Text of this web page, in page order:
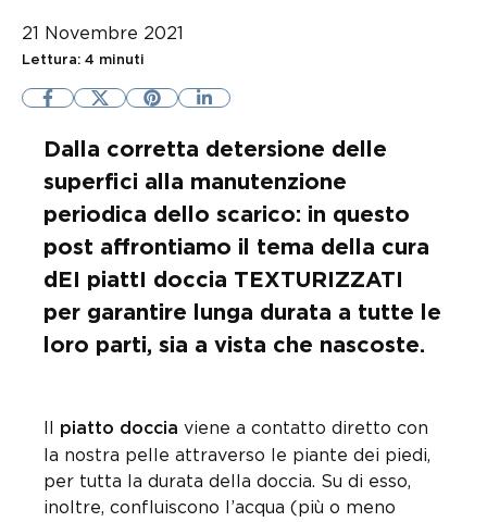
21 Novembre 2021
Lettura: 4 minuti
Dalla corretta detersione delle
superfici alla manutenzione
periodica dello scarico: in questo
post affrontiamo il tema della cura
dEI piattI doccia TEXTURIZZATI
per garantire lunga durata a tutte le
loro parti, sia a vista che nascoste.
Il piatto doccia viene a contatto diretto con
la nostra pelle attraverso le piante dei piedi,
per tutta la durata della doccia. Su di esso,
inoltre, confluiscono l’acqua (più o meno